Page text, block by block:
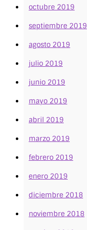
octubre 2019
septiembre 2019
agosto 2019
julio 2019
junio 2019
mayo 2019
abril 2019
marzo 2019
febrero 2019
enero 2019
diciembre 2018
noviembre 2018